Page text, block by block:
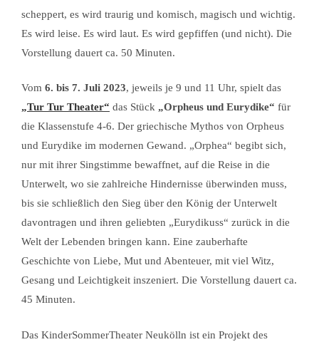
scheppert, es wird traurig und komisch, magisch und wichtig.
Es wird leise. Es wird laut. Es wird gepfiffen (und nicht). Die
Vorstellung dauert ca. 50 Minuten.
Vom 6. bis 7. Juli 2023, jeweils je 9 und 11 Uhr, spielt das
„Tur Tur Theater“ das Stück „Orpheus und Eurydike“ für
die Klassenstufe 4-6. Der griechische Mythos von Orpheus
und Eurydike im modernen Gewand. „Orphea“ begibt sich,
nur mit ihrer Singstimme bewaffnet, auf die Reise in die
Unterwelt, wo sie zahlreiche Hindernisse überwinden muss,
bis sie schließlich den Sieg über den König der Unterwelt
davontragen und ihren geliebten „Eurydikuss“ zurück in die
Welt der Lebenden bringen kann. Eine zauberhafte
Geschichte von Liebe, Mut und Abenteuer, mit viel Witz,
Gesang und Leichtigkeit inszeniert. Die Vorstellung dauert ca.
45 Minuten.
Das KinderSommerTheater Neukölln ist ein Projekt des